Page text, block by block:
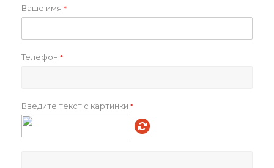
Смотреть проект
Ваше имя *
Телефон *
Введите текст с картинки *